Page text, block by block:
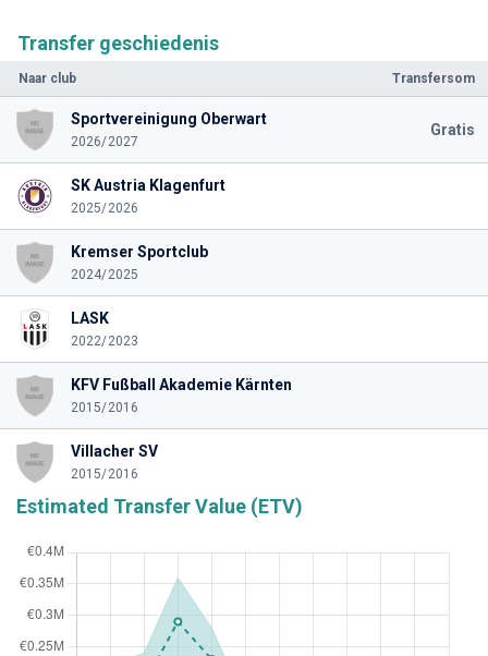
Transfer geschiedenis
Naar club Transfersom
Sportvereinigung Oberwart
2026/2027
Gratis
SK Austria Klagenfurt
2025/2026
Kremser Sportclub
2024/2025
LASK
2022/2023
KFV Fußball Akademie Kärnten
2015/2016
Villacher SV
2015/2016
Estimated Transfer Value (ETV)